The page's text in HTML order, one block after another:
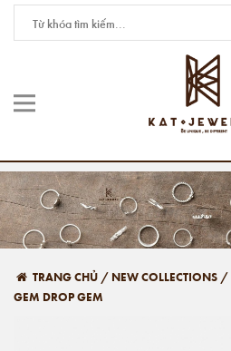
TRANG CHỦ / NEW COLLECTIONS /
GEM DROP GEM